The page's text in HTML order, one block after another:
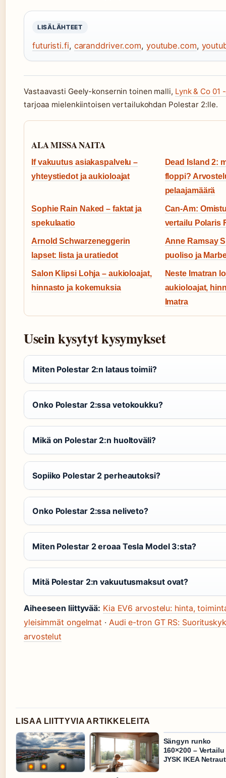
LISÄLÄHTEET
futuristi.fi, caranddriver.com, youtube.com,
Vastaavasti Geely-konsernin toinen malli, Lynk & Co 01
tarjoaa mielenkiintoisen vertailukohdan Polestar 2:lle.
ALA MISSA NAITA
If vakuutus asiakaspalvelu –
yhteystiedot ja aukioloajat
Dead Island 2:
floppi?
pelaajamäärä
Sophie Rain Naked – faktat ja
spekulaatio
Can-Am:
vertailu Polaris
Arnold Schwarzeneggerin
lapset: lista ja uratiedot
Anne Ramsay
puoliso ja
Salon Klipsi Lohja – aukioloajat,
hinnasto ja kokemuksia
Neste Imatran
aukioloajat,
Imatra
Usein kysytyt kysymykset
Miten Polestar 2:n lataus toimii?
Onko Polestar 2:ssa vetokoukku?
Mikä on Polestar 2:n huoltoväli?
Sopiiko Polestar 2 perheautoksi?
Onko Polestar 2:ssa neliveto?
Miten Polestar 2 eroaa Tesla Model 3:sta?
Mitä Polestar 2:n vakuutusmaksut ovat?
Aiheeseen liittyvää: Kia EV6 arvostelu: hinta,
yleisimmät ongelmat · Audi e-tron GT RS:
arvostelut
LISAA LIITTYVIA ARTIKKELEITA
Sängyn runko
160×200 – Vertailu
JYSK IKEA